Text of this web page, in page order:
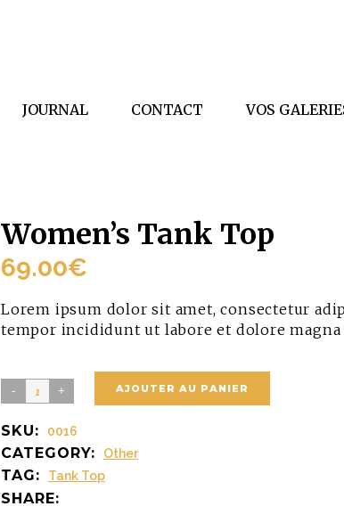
JOURNAL CONTACT VOS
Women’s Tank Top
69.00€
Lorem ipsum dolor sit amet, consectetur
tempor incididunt ut labore et dolore magna
Women's
Top
AJOUTER AU PANIER
SKU: 0016
CATEGORY: Other
TAG: Tank Top
SHARE: